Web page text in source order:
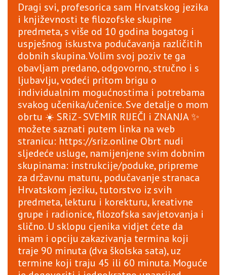
Dragi svi, profesorica sam Hrvatskog jezika
i književnosti te filozofske skupine
predmeta, s više od 10 godina bogatog i
uspješnog iskustva podučavanja različitih
dobnih skupina. Volim svoj poziv te ga
obavljam predano, odgovorno, stručno i s
ljubavlju, vodeći pritom brigu o
individualnim mogućnostima i potrebama
svakog učenika/učenice. Sve detalje o mom
obrtu ☀️ SRiZ - SVEMIR RIJEČI i ZNANJA ✨
možete saznati putem linka na web
stranicu: https://sriz.online Obrt nudi
sljedeće usluge, namijenjene svim dobnim
skupinama: instrukcije/poduke, pripreme
za državnu maturu, podučavanje stranaca
Hrvatskom jeziku, tutorstvo iz svih
predmeta, lekturu i korekturu, kreativne
grupe i radionice, filozofska savjetovanja i
slično. U sklopu cjenika vidjet ćete da
imam i opciju zakazivanja termina koji
traje 90 minuta (dva školska sata), uz
termine koji traju 45 ili 60 minuta. Moguće